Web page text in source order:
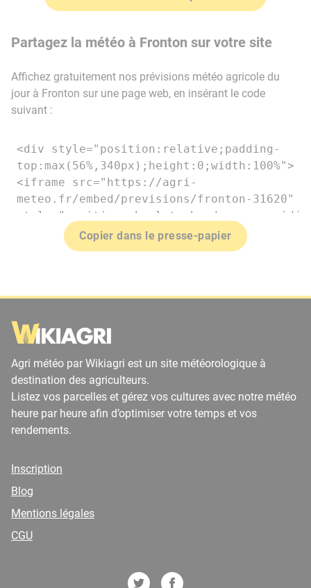
Partagez la météo à Fronton sur votre site
Affichez gratuitement nos prévisions météo agricole du
jour à Fronton sur une page web, en insérant le code
suivant :
Copier dans le presse-papier
Agri météo par Wikiagri est un site météorologique à
destination des agriculteurs.
Listez vos parcelles et gérez vos cultures avec notre météo
heure par heure afin d’optimiser votre temps et vos
rendements.
Inscription
Blog
Mentions légales
CGU